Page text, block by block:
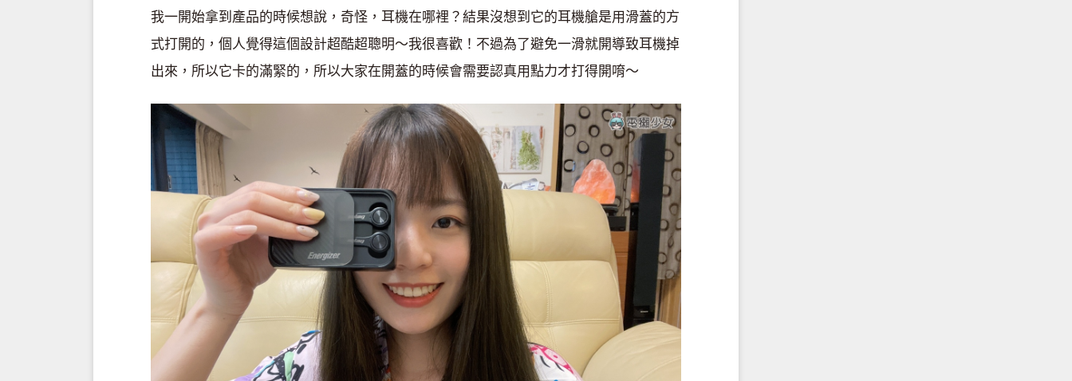
我一開始拿到產品的時候想說，奇怪，耳機在哪裡？結果沒想到它的耳機艙是用滑蓋的方
式打開的，個人覺得這個設計超酷超聰明～我很喜歡！不過為了避免一滑就開導致耳機掉
出來，所以它卡的滿緊的，所以大家在開蓋的時候會需要認真用點力才打得開唷～